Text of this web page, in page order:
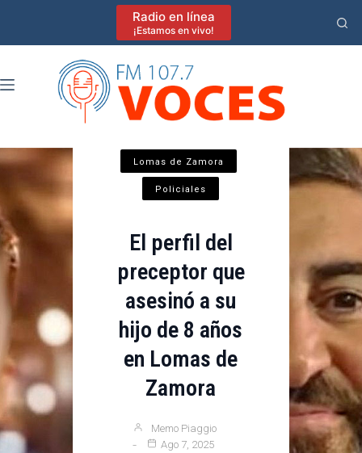
Radio en línea
¡Estamos en vivo!
Lomas de Zamora
Policiales
El perfil del
preceptor que
asesinó a su
hijo de 8 años
en Lomas de
Zamora
Memo Piaggio
Ago 7, 2025